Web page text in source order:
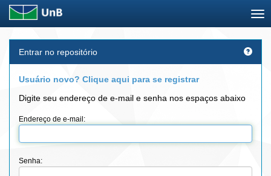
navigationEntrar no repositório
Usuário novo? Clique aqui para se registrar
Digite seu endereço de e-mail e senha nos espaços abaixo
Endereço de e-mail:
Senha: